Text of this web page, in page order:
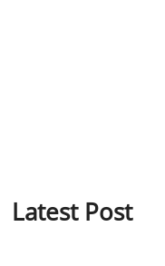
Latest Post